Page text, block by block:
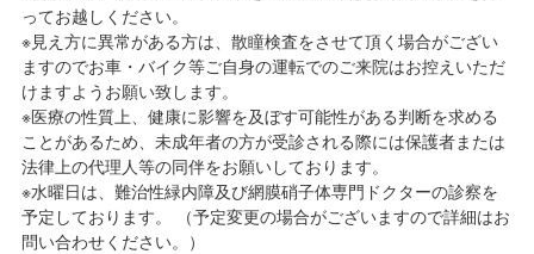
ってお越しください。
※見え方に異常がある方は、散瞳検査をさせて頂く場合がござい
ますのでお車・バイク等ご自身の運転でのご来院はお控えいただ
けますようお願い致します。
※医療の性質上、健康に影響を及ぼす可能性がある判断を求める
ことがあるため、未成年者の方が受診される際には保護者または
法律上の代理人等の同伴をお願いしております。
※水曜日は、難治性緑内障及び網膜硝子体専門ドクターの診察を
予定しております。 （予定変更の場合がございますので詳細はお
問い合わせください。）